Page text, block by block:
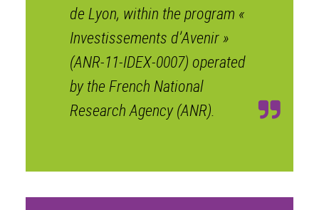
de Lyon, within the program «
Investissements d’Avenir »
(ANR-11-IDEX-0007) operated
by the French National
Research Agency (ANR).